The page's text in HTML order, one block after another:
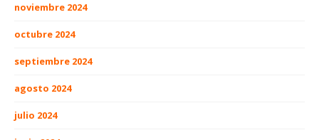
noviembre 2024
octubre 2024
septiembre 2024
agosto 2024
julio 2024